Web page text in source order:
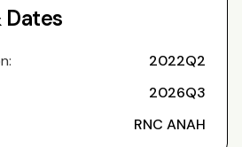
2022Q2
2026Q3
RNC ANAH